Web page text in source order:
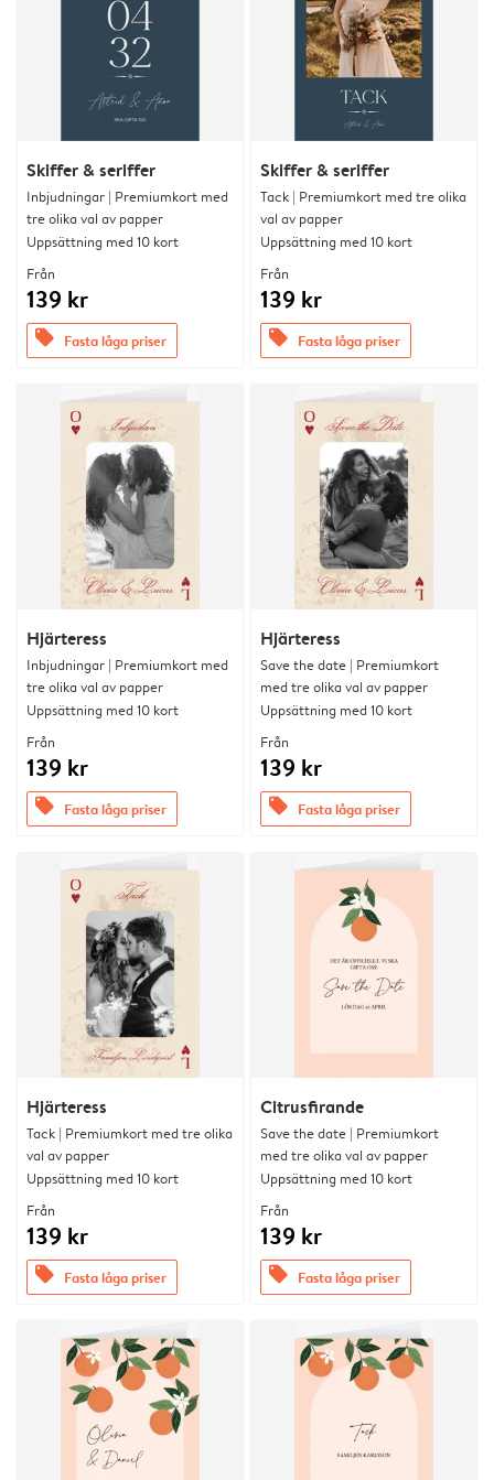
Skiffer & seriffer
Inbjudningar | Premiumkort med
tre olika val av papper
Uppsättning med 10 kort
Från
139 kr
offers Fasta låga priser
Skiffer & seriffer
Tack | Premiumkort med tre olika
val av papper
Uppsättning med 10 kort
Från
139 kr
offers Fasta låga priser
Hjärteress
Inbjudningar | Premiumkort med
tre olika val av papper
Uppsättning med 10 kort
Från
139 kr
offers Fasta låga priser
Hjärteress
Save the date | Premiumkort
med tre olika val av papper
Uppsättning med 10 kort
Från
139 kr
offers Fasta låga priser
Hjärteress
Tack | Premiumkort med tre olika
val av papper
Uppsättning med 10 kort
Från
139 kr
offers Fasta låga priser
Citrusfirande
Save the date | Premiumkort
med tre olika val av papper
Uppsättning med 10 kort
Från
139 kr
offers Fasta låga priser